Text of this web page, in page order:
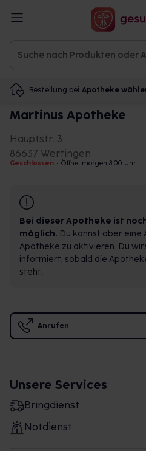
Bestellung bei Apotheke
Martinus Apotheke
Hauptstr. 3
86637 Wertingen
Geschlossen • Öffnet morgen 8:00 Uhr
Bei dieser Apotheke ist
möglich. Du kannst aber eine
Apotheke zu aktivieren. Du
informiert, sobald die
steht.
Anrufen
Unsere Services
Bringdienst
Notdienst